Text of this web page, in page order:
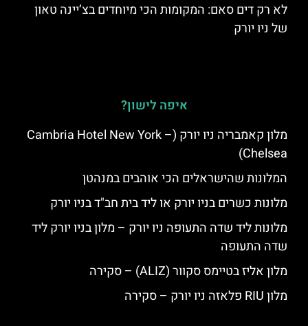
לא רק דים סאם: המקומות הכי מיוחדים בצ’יינה טאון
של ניו יורק
איפה לישון?
מלון קאמבריה ניו יורק (Cambria Hotel New York –
Chelsea)
המלונות שהישראלים הכי אוהבים במנהטן
מלונות כשרים בניו יורק או ליד בית חב"ד בניו יורק
מלונות ליד שדה התעופה ניו יורק – מלון בניו יורק ליד
שדה התעופה
מלון אליז בטיימס סקוור (ALIZ) – סקירה
מלון RIU פלאזה ניו יורק – סקירה